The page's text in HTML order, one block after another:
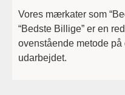
Vores mærkater som
“Bedste Billige” er en
ovenstående metode
udarbejdet.